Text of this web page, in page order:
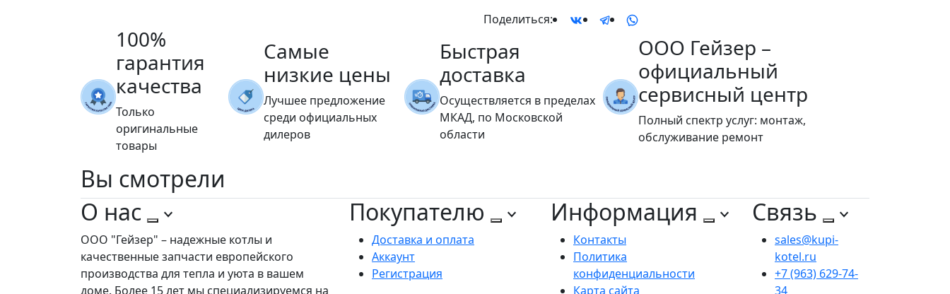
Поделиться:
100%
гарантия
качества
Только
оригинальные
товары
Самые
низкие цены
Лучшее предложение
среди официальных
дилеров
Быстрая
доставка
Осуществляется в пределах
МКАД, по Московской
области
ООО Гейзер –
официальный
сервисный центр
Полный спектр услуг: монтаж,
обслуживание ремонт
Вы смотрели
О нас
ООО "Гейзер" – надежные котлы и
качественные запчасти европейского
производства для тепла и уюта в вашем
доме. Более 15 лет мы специализируемся на
Покупателю
Доставка и оплата
Аккаунт
Регистрация
Информация
Контакты
Политика
конфиденциальности
Карта сайта
Связь
sales@kupi-
kotel.ru
+7 (963) 629-74-
34